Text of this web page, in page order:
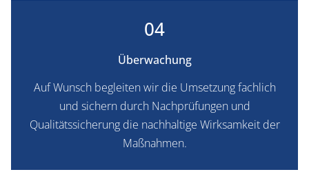
04
Überwachung
Auf Wunsch begleiten wir die Umsetzung fachlich
und sichern durch Nachprüfungen und
Qualitätssicherung die nachhaltige Wirksamkeit der
Maßnahmen.